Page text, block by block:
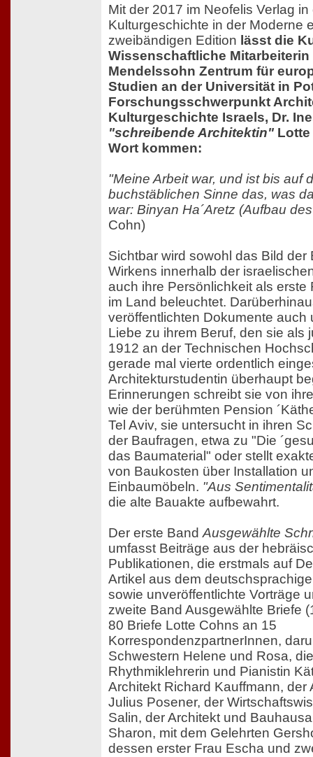
Mit der 2017 im Neofelis Verlag
Kulturgeschichte in der Moderne
zweibändigen Edition lässt die
Wissenschaftliche Mitarbeiterin
Mendelssohn Zentrum für
Studien an der Universität in
Forschungsschwerpunkt
Kulturgeschichte Israels, Dr.
"schreibende Architektin"
Wort kommen:
"Meine Arbeit war, und ist bis auf
buchstäblichen Sinne das, was
war: Binyan Ha´Aretz (Aufbau
Cohn)
Sichtbar wird sowohl das Bild der
Wirkens innerhalb der
auch ihre Persönlichkeit als erste
im Land beleuchtet.
veröffentlichten Dokumente auch
Liebe zu ihrem Beruf, den sie als
1912 an der Technischen
gerade mal vierte ordentlich
Architekturstudentin überhaupt
Erinnerungen schreibt sie von
wie der berühmten Pension
Tel Aviv, sie untersucht in ihren
der Baufragen, etwa zu "Die
das Baumaterial" oder stellt
von Baukosten über Installation
Einbaumöbeln. "Aus
die alte Bauakte aufbewahrt.
Der erste BandAusgewählte
umfasst Beiträge aus der
Publikationen, die erstmals auf
Artikel aus dem
sowie unveröffentlichte Vorträge
zweite Band Ausgewählte Briefe
80 Briefe Lotte Cohns an 15
KorrespondenzpartnerInnen,
Schwestern Helene und Rosa,
Rhythmiklehrerin und Pianistin
Architekt Richard Kauffmann, der
Julius Posener, der
Salin, der Architekt und
Sharon, mit dem Gelehrten
dessen erster Frau Escha und